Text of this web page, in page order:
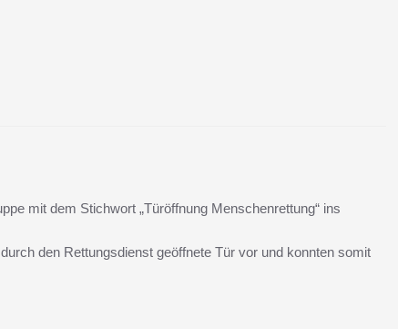
mit dem Stichwort „Türöffnung Menschenrettung“ ins
den Rettungsdienst geöffnete Tür vor und konnten somit